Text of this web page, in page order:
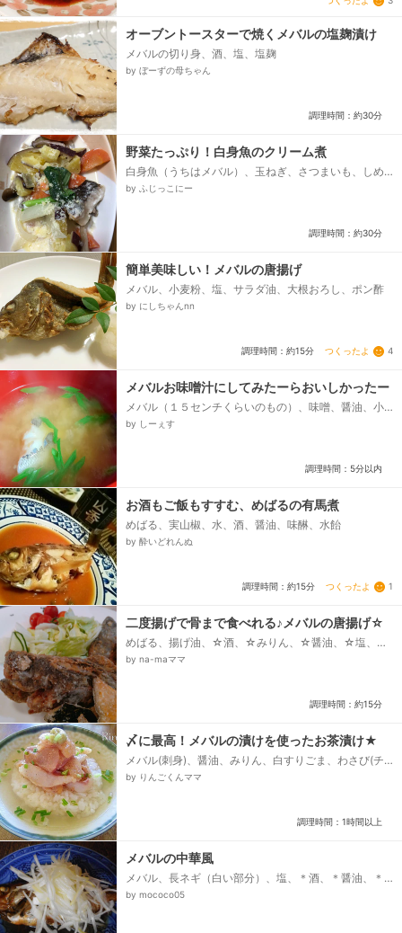
オーブントースターで焼くメバルの塩麹漬け
メバルの切り身、酒、塩、塩麹
by ぼーずの母ちゃん
調理時間：約30分
野菜たっぷり！白身魚のクリーム煮
白身魚（うちはメバル）、玉ねぎ、さつまいも、しめ
じ、人参、小松菜、バターA、バターB、小麦粉、コン
by ふじっこにー
調理時間：約30分
簡単美味しい！メバルの唐揚げ
メバル、小麦粉、塩、サラダ油、大根おろし、ポン酢
by にしちゃんnn
調理時間：約15分 つくったよ 4
メバルお味噌汁にしてみたーらおいしかったー
メバル（１５センチくらいのもの）、味噌、醤油、小
口ネギ
by しーぇす
調理時間：5分以内
お酒もご飯もすすむ、めばるの有馬煮
めばる、実山椒、水、酒、醤油、味醂、水飴
by 酔いどれんぬ
調理時間：約15分 つくったよ 1
二度揚げで骨まで食べれる♪メバルの唐揚げ☆
めばる、揚げ油、☆酒、☆みりん、☆醤油、☆塩、☆
しょうがのすりおろし、片栗粉
by na-maママ
調理時間：約15分
〆に最高！メバルの漬けを使ったお茶漬け★
メバル(刺身)、醤油、みりん、白すりごま、わさび(チ
ューブ)、チャイブ、ごはん、お湯、和風顆粒だし
by りんごくんママ
調理時間：1時間以上
メバルの中華風
メバル、長ネギ（白い部分）、塩、＊酒、＊醤油、＊
みりん、油、ごま油
by mococo05